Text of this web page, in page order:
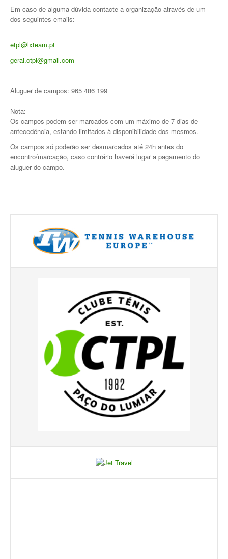
Torneio Open Aniversário
Taça Flores Marques
Galeria 2017
Masters Revor 2017
Galeria 2015
Torneio Jovens Esperanças VII
1ª Experiência de Ténis
Masters Jaguar Automóveis Lisboa
Lumiar Kids Open XIV
Torneio de Verão
Taça Flores Marques
Circuito de Veteranos CTPL III
Smashtour 2015
Circuito de Veteranos CTPL IV
Em caso de alguma dúvida contacte a organização através de um
dos seguintes emails:
etpl@lxteam.pt
geral.ctpl@gmail.com
Aluguer de campos: 965 486 199
Nota:
Os campos podem ser marcados com um máximo de 7 dias de
antecedência, estando limitados à disponibilidade dos mesmos.
Os campos só poderão ser desmarcados até 24h antes do
encontro/marcação, caso contrário haverá lugar a pagamento do
aluguer do campo.